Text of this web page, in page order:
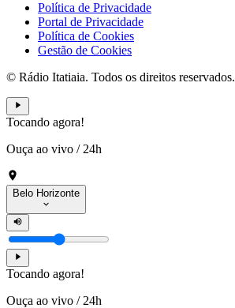
Política de Privacidade
Portal de Privacidade
Política de Cookies
Gestão de Cookies
© Rádio Itatiaia. Todos os direitos reservados.
Tocando agora!
Ouça ao vivo / 24h
Belo Horizonte
Tocando agora!
Ouça ao vivo / 24h